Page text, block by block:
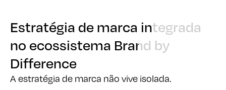
no ecossistema Brand by
no ecossistema Brand by
Difference
Difference
A estratégia de marca não vive isolada.
Funciona como a base para